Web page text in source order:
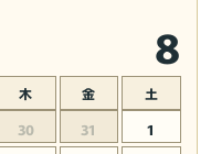
8
木 金 土
30 31
1